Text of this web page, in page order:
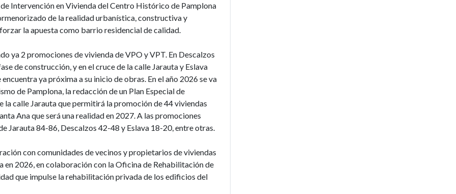
Intervención en Vivienda del Centro Histórico de Pamplona
de la realidad urbanística, constructiva y
la apuesta como barrio residencial de calidad.
ya 2 promociones de vivienda de VPO y VPT. En Descalzos
de construcción, y en el cruce de la calle Jarauta y Eslava
ya próxima a su inicio de obras. En el año 2026 se va
de Pamplona, la redacción de un Plan Especial de
calle Jarauta que permitirá la promoción de 44 viviendas
Ana que será una realidad en 2027. A las promociones
Jarauta 84-86, Descalzos 42-48 y Eslava 18-20, entre otras.
con comunidades de vecinos y propietarios de viviendas
en 2026, en colaboración con la Oficina de Rehabilitación de
que impulse la rehabilitación privada de los edificios del